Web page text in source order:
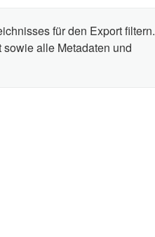
für den Export filtern.
alle Metadaten und